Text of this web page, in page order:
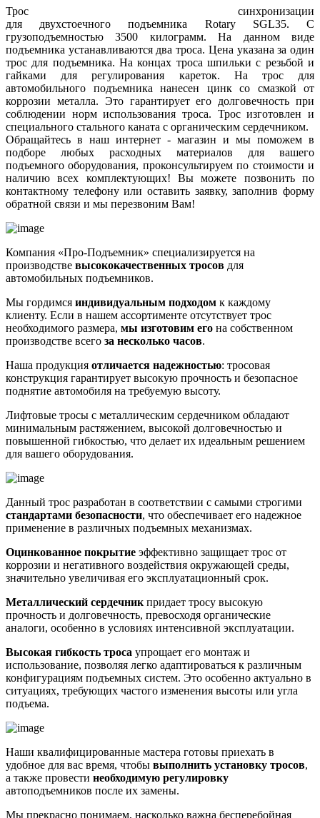
Трос синхронизации
для двухстоечного подъемника Rotary SGL35. С
грузоподъемностью 3500 килограмм. На данном виде
подъемника устанавливаются два троса. Цена указана за один
трос для подъемника. На концах троса шпильки с резьбой и
гайками для регулирования кареток. На трос для
автомобильного подъемника нанесен цинк со смазкой от
коррозии металла. Это гарантирует его долговечность при
соблюдении норм использования троса. Трос изготовлен и
специального стального каната с органическим сердечником.
Обращайтесь в наш интернет - магазин и мы поможем в
подборе любых расходных материалов для вашего
подъемного оборудования, проконсультируем по стоимости и
наличию всех комплектующих! Вы можете позвонить по
контактному телефону или оставить заявку, заполнив форму
обратной связи и мы перезвоним Вам!
Компания «Про-Подъемник» специализируется на
производстве высококачественных тросов для
автомобильных подъемников.
Мы гордимся индивидуальным подходом к каждому
клиенту. Если в нашем ассортименте отсутствует трос
необходимого размера, мы изготовим его на собственном
производстве всего за несколько часов.
Наша продукция отличается надежностью: тросовая
конструкция гарантирует высокую прочность и безопасное
поднятие автомобиля на требуемую высоту.
Лифтовые тросы с металлическим сердечником обладают
минимальным растяжением, высокой долговечностью и
повышенной гибкостью, что делает их идеальным решением
для вашего оборудования.
Данный трос разработан в соответствии с самыми строгими
стандартами безопасности, что обеспечивает его надежное
применение в различных подъемных механизмах.
Оцинкованное покрытие эффективно защищает трос от
коррозии и негативного воздействия окружающей среды,
значительно увеличивая его эксплуатационный срок.
Металлический сердечник придает тросу высокую
прочность и долговечность, превосходя органические
аналоги, особенно в условиях интенсивной эксплуатации.
Высокая гибкость троса упрощает его монтаж и
использование, позволяя легко адаптироваться к различным
конфигурациям подъемных систем. Это особенно актуально в
ситуациях, требующих частого изменения высоты или угла
подъема.
Наши квалифицированные мастера готовы приехать в
удобное для вас время, чтобы выполнить установку тросов,
а также провести необходимую регулировку
автоподъемников после их замены.
Мы прекрасно понимаем, насколько важна бесперебойная